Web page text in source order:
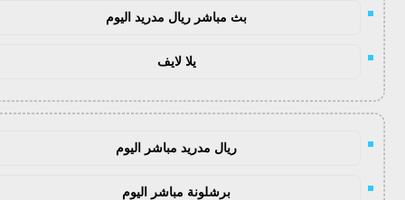
بث مباشر ريال مدريد اليوم
يلا لايف
ريال مدريد مباشر اليوم
برشلونة مباشر اليوم